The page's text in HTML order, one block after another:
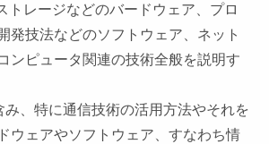
トレージなどのバードウェア、プロ
発技法などのソフトウェア、ネット
ンピュータ関連の技術全般を説明す
み、特に通信技術の活用方法やそれを
ウェアやソフトウェア、すなわち情